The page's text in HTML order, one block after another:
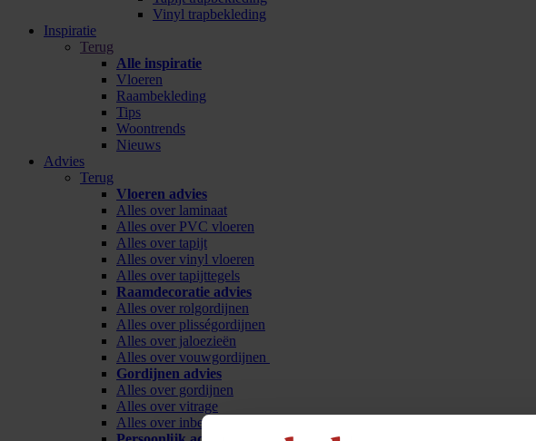
Vinyl trapbekleding
Inspiratie
Terug
Alle inspiratie
Vloeren
Raambekleding
Tips
Woontrends
Nieuws
Advies
Terug
Vloeren advies
Alles over laminaat
Alles over PVC vloeren
Alles over tapijt
Alles over vinyl vloeren
Alles over tapijttegels
Raamdecoratie advies
Alles over rolgordijnen
Alles over plisségordijnen
Alles over jaloezieën
Alles over vouwgordijnen
Gordijnen advies
Alles over gordijnen
Alles over vitrage
Alles over inbetween